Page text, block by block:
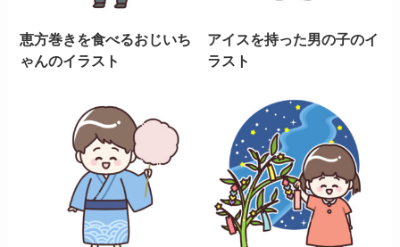
恵方巻きを食べるおじいち
ゃんのイラスト
アイスを持った男の子のイ
ラスト